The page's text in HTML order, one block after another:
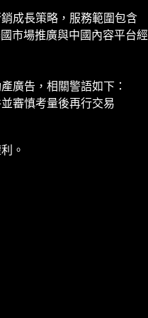
成長策略，服務範圍包含
市場推廣與中國內容平台經
廣告，相關警語如下：
審慎考量後再行交易
。